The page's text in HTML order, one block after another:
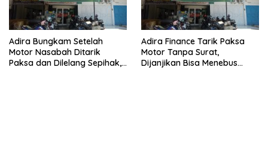
Adira Bungkam Setelah
Motor Nasabah Ditarik
Paksa dan Dilelang Sepihak,
Adira Finance Tarik Paksa
Motor Tanpa Surat,
Dijanjikan Bisa Menebus